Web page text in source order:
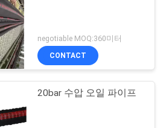
negotiable MOQ:360미터
CONTACT
20bar 수압 오일 파이프